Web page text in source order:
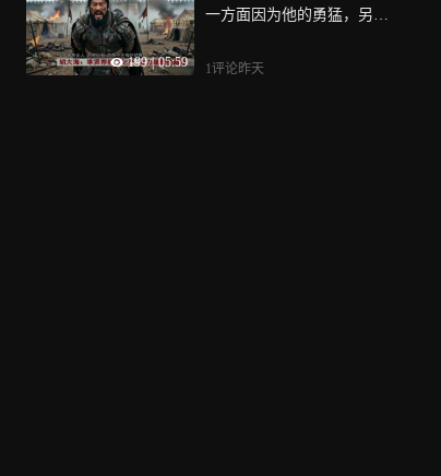
199 | 05:59
一方面因为他的勇猛，另一
朴，为人热心忠诚，有汉初
1评论昨天